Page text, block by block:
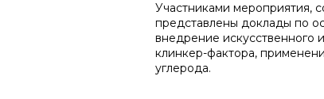
Участниками мероприятия,
представлены доклады по
внедрение искусственного
клинкер-фактора,
углерода.